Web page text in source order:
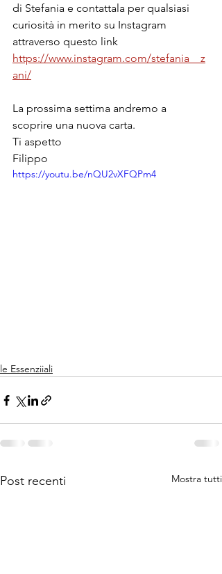
di Stefania e contattala per qualsiasi
curiosità in merito su Instagram
attraverso questo link
https://www.instagram.com/stefania__z
ani/
La prossima settima andremo a
scoprire una nuova carta.
Ti aspetto
Filippo
https://youtu.be/nQU2vXFQPm4
le Essenziiali
Post recenti Mostra tutti